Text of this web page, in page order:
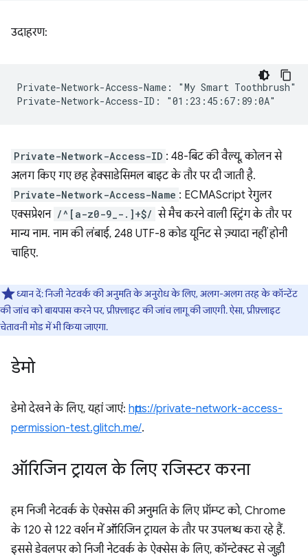
उदाहरण:
Private-Network-Access-Name: "My Smart Toothbrush"
Private-Network-Access-ID : 48-बिट की वैल्यू, कोलन से
अलग किए गए छह हेक्साडेसिमल बाइट के तौर पर दी जाती है.
Private-Network-Access-Name : ECMAScript रेगुलर
एक्सप्रेशन /^[a-z0-9_-.]+$/ से मैच करने वाली स्ट्रिंग के तौर पर
मान्य नाम. नाम की लंबाई, 248 UTF-8 कोड यूनिट से ज़्यादा नहीं होनी
चाहिए.
ध्यान दें: निजी नेटवर्क की अनुमति के अनुरोध के लिए, अलग-अलग तरह के कॉन्टेंट
की जांच को बायपास करने पर, प्रीफ़्लाइट की जांच लागू की जाएगी. ऐसा, प्रीफ़्लाइट
चेतावनी मोड में भी किया जाएगा.
डेमो
डेमो देखने के लिए, यहां जाएं: https://private-network-access-
permission-test.glitch.me/.
ऑरिजिन ट्रायल के लिए रजिस्टर करना
हम निजी नेटवर्क के ऐक्सेस की अनुमति के लिए प्रॉम्प्ट को, Chrome
के 120 से 122 वर्शन में ऑरिजिन ट्रायल के तौर पर उपलब्ध करा रहे हैं.
इससे डेवलपर को निजी नेटवर्क के ऐक्सेस के लिए, कॉन्टेक्स्ट से जुड़ी